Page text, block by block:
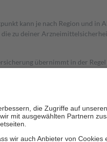
kann je nach Region und in
zu deiner
übernimmt in der
Es sind jedoch nie mehr als
Zuzahlungen